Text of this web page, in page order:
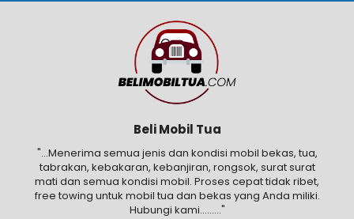
Beli Mobil Tua
"...Menerima semua jenis dan kondisi mobil bekas, tua,
tabrakan, kebakaran, kebanjiran, rongsok, surat surat
mati dan semua kondisi mobil. Proses cepat tidak ribet,
free towing untuk mobil tua dan bekas yang Anda miliki.
Hubungi kami........."